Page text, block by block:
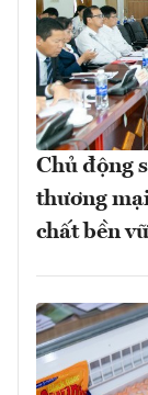
Chủ động
thương
chất bền